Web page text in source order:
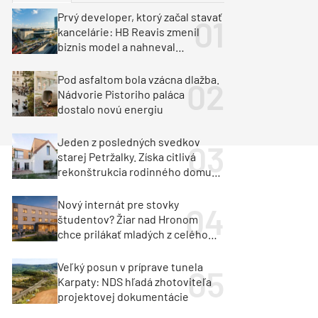
Klimatizácia a vetranie
Milan Murcka
Prvý developer, ktorý začal stavať
kancelárie: HB Reavis zmenil
biznis model a nahneval
Pod asfaltom bola vzácna dlažba.
Nádvorie Pistoriho paláca
dostalo novú energiu
Jeden z posledných svedkov
starej Petržalky. Získa citlivá
rekonštrukcia rodinného domu
Nový internát pre stovky
študentov? Žiar nad Hronom
chce prilákať mladých z celého
Veľký posun v príprave tunela
Karpaty: NDS hľadá zhotoviteľa
projektovej dokumentácie